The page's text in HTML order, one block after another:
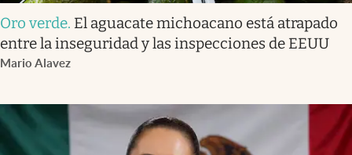
Oro verde. El aguacate michoacano está atrapado
entre la inseguridad y las inspecciones de EEUU
Mario Alavez